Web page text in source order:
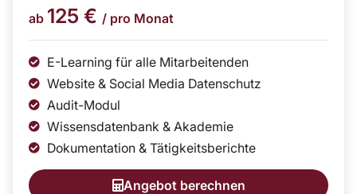
ab 125 € / pro Monat
E-Learning für alle Mitarbeitenden
Website & Social Media Datenschutz
Audit-Modul
Wissensdatenbank & Akademie
Dokumentation & Tätigkeitsberichte
Angebot berechnen